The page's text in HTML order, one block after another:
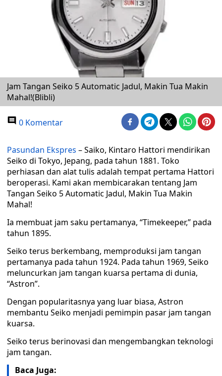
Jam Tangan Seiko 5 Automatic Jadul, Makin Tua Makin
Mahal!(Blibli)
0 Komentar
Pasundan Ekspres – Saiko, Kintaro Hattori mendirikan
Seiko di Tokyo, Jepang, pada tahun 1881. Toko
perhiasan dan alat tulis adalah tempat pertama Hattori
beroperasi. Kami akan membicarakan tentang Jam
Tangan Seiko 5 Automatic Jadul, Makin Tua Makin
Mahal!
Ia membuat jam saku pertamanya, “Timekeeper,” pada
tahun 1895.
Seiko terus berkembang, memproduksi jam tangan
pertamanya pada tahun 1924. Pada tahun 1969, Seiko
meluncurkan jam tangan kuarsa pertama di dunia,
“Astron”.
Dengan popularitasnya yang luar biasa, Astron
membantu Seiko menjadi pemimpin pasar jam tangan
kuarsa.
Seiko terus berinovasi dan mengembangkan teknologi
jam tangan.
Baca Juga: